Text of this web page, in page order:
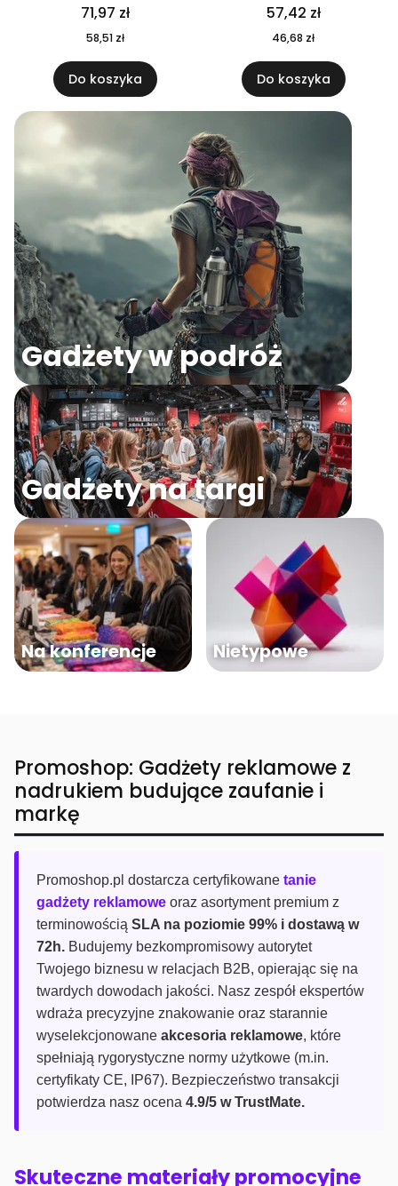
04
71,97 zł
58,51 zł
Do koszyka
57,42 zł
46,68 zł
Do koszyka
Gadżety w podróż
Gadżety na targi
Na konferencje Nietypowe
Promoshop: Gadżety reklamowe z
nadrukiem budujące zaufanie i
markę
Promoshop.pl dostarcza certyfikowane tanie
gadżety reklamowe oraz asortyment premium z
terminowością SLA na poziomie 99% i dostawą w
72h. Budujemy bezkompromisowy autorytet
Twojego biznesu w relacjach B2B, opierając się na
twardych dowodach jakości. Nasz zespół ekspertów
wdraża precyzyjne znakowanie oraz starannie
wyselekcjonowane akcesoria reklamowe, które
spełniają rygorystyczne normy użytkowe (m.in.
certyfikaty CE, IP67). Bezpieczeństwo transakcji
potwierdza nasz ocena 4.9/5 w TrustMate.
Skuteczne materiały promocyjne